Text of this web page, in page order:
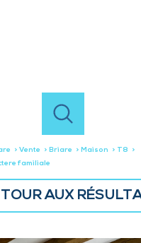
Vente Briare Maison T8
familiale
AUX